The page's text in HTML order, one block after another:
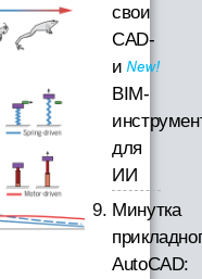
свои
CAD-
и
BIM-
для
ИИ
Минутка
AutoCAD: